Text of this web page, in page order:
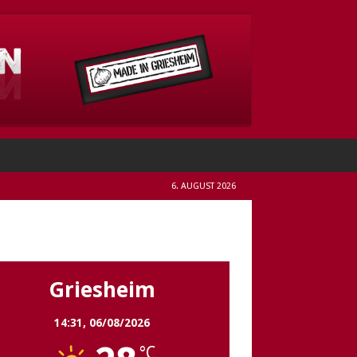
6. AUGUST 2026
Griesheim
14:31, 06/08/2026
°C